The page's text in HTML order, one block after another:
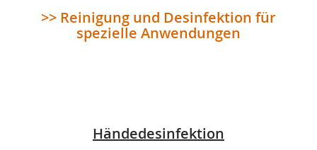
>> Reinigung und Desinfektion für
spezielle Anwendungen
Händedesinfektion